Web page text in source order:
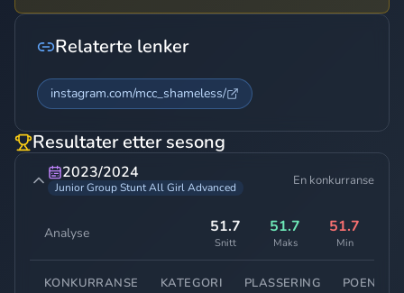
Relaterte lenker
instagram.com/mcc_shameless/
Resultater etter sesong
2023/2024
Junior Group Stunt All Girl Advanced En konkurranse
Analyse 51.7
Snitt
51.7
Maks
51.7
Min
KONKURRANSE KATEGORI PLASSERING POENG